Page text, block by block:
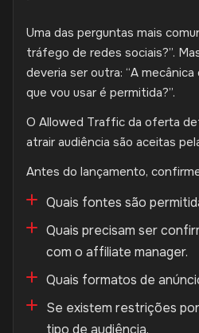
Uma das perguntas mais
tráfego de redes sociais?”.
deveria ser outra: “A
que vou usar é permitida?”.
O Allowed Traffic da oferta
atrair audiência são aceitas
Antes do lançamento,
Quais fontes são
Quais precisam ser
com o affiliate manager.
Quais formatos de
Se existem restrições
tipo de audiência.